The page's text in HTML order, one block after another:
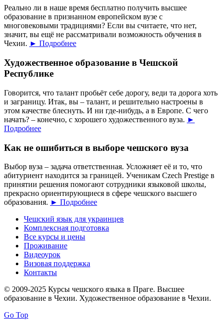
Реально ли в наше время бесплатно получить высшее
образование в признанном европейском вузе с
многовековыми традициями? Если вы считаете, что нет,
значит, вы ещё не рассматривали возможность обучения в
Чехии. ► Подробнее
Художественное образование в Чешской
Республике
Говорится, что талант пробьёт себе дорогу, веди та дорога хоть
и заграницу. Итак, вы – талант, и решительно настроены в
этом качестве блеснуть. И ни где-нибудь, а в Европе. С чего
начать? – конечно, с хорошего художественного вуза. ►
Подробнее
Как не ошибиться в выборе чешского вуза
Выбор вуза – задача ответственная. Усложняет её и то, что
абитуриент находится за границей. Ученикам Czech Prestige в
принятии решения помогают сотрудники языковой школы,
прекрасно ориентирующиеся в сфере чешского высшего
образования. ► Подробнее
Чешский язык для украинцев
Комплексная подготовка
Все курсы и цены
Проживание
Видеоурок
Визовая поддержка
Контакты
© 2009-2025 Курсы чешского языка в Праге. Высшее
образование в Чехии. Художественное образование в Чехии.
Go Top